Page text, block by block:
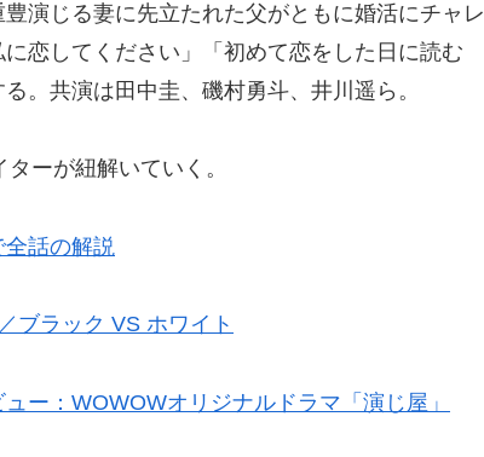
演じる妻に先立たれた父がともに婚活にチャレ
恋してください」「初めて恋をした日に読む
。共演は田中圭、磯村勇斗、井川遥ら。
ーが紐解いていく。
話の解説
ブラック VS ホワイト
ー：WOWOWオリジナルドラマ「演じ屋」